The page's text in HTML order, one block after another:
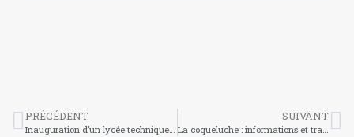
PRÉCÉDENT SUIVANT